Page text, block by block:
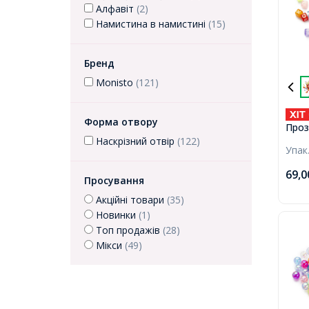
Алфавіт (2)
Намистина в намистині (15)
Бренд
Monisto (121)
Форма отвору
Наскрізний отвір (122)
Просування
Акційні товари (35)
Новинки (1)
Топ продажів (28)
Мікси (49)